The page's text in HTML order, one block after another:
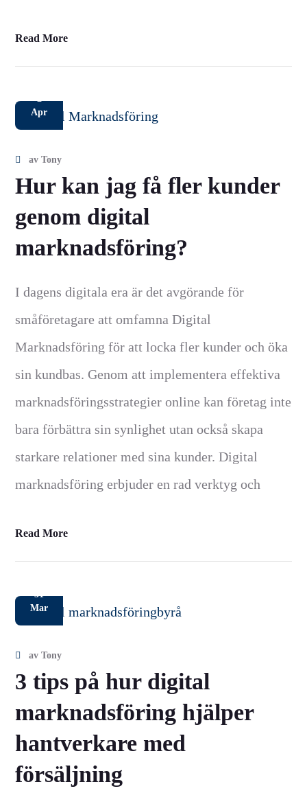
Read More
2
Apr
avTony
Hur kan jag få fler kunder
genom digital
marknadsföring?
I dagens digitala era är det avgörande för
småföretagare att omfamna Digital
Marknadsföring för att locka fler kunder och öka
sin kundbas. Genom att implementera effektiva
marknadsföringsstrategier online kan företag inte
bara förbättra sin synlighet utan också skapa
starkare relationer med sina kunder. Digital
marknadsföring erbjuder en rad verktyg och
Read More
31
Mar
avTony
3 tips på hur digital
marknadsföring hjälper
hantverkare med
försäljning